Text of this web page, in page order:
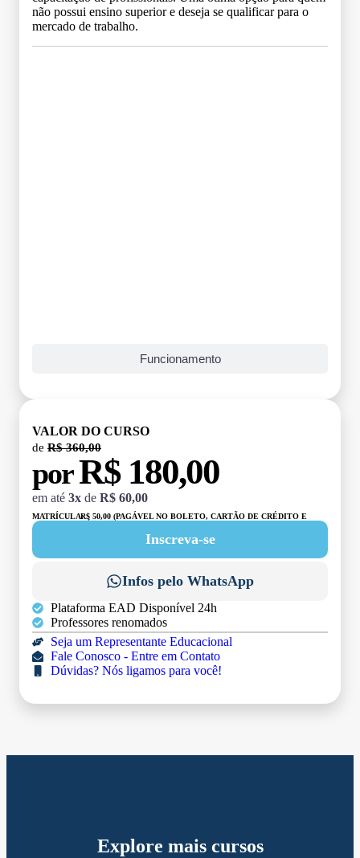
não possui ensino superior e deseja se qualificar para o
mercado de trabalho.
Funcionamento
VALOR DO CURSO
de R$ 360,00
porR$ 180,00
em até 3x de R$ 60,00
MATRÍCULA:R$ 50,00 (PAGÁVEL NO BOLETO, CARTÃO DE CRÉDITO E
Inscreva-se
Infos pelo WhatsApp
Plataforma EAD Disponível 24h
Professores renomados
Seja um Representante Educacional
Fale Conosco - Entre em Contato
Dúvidas? Nós ligamos para você!
Explore mais cursos